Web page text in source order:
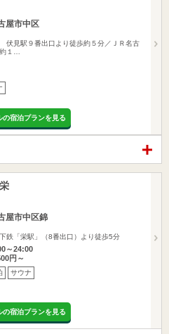
屋市中区
伏見駅９番出口より徒歩約５分／ＪＲ名古
１…
の宿泊プランを見る
屋市中区錦
鉄「栄駅」（8番出口）より徒歩5分
～24:00
円～
サウナ
の宿泊プランを見る